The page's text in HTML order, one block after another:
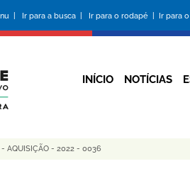
| Ir para a busca | Ir para o rodapé | Ir para
INÍCIO NOTÍCIAS
- AQUISIÇÃO - 2022 - 0036